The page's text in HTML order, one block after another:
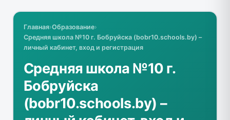
Главная›Образование›
Средняя школа №10 г. Бобруйска (bobr10.schools.by) –
личный кабинет, вход и регистрация
Средняя школа №10 г.
Бобруйска
(bobr10.schools.by) –